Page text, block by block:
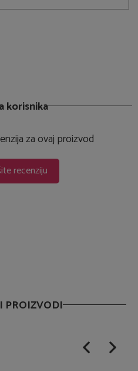
korisnika
za ovaj proizvod
recenziju
PROIZVODI